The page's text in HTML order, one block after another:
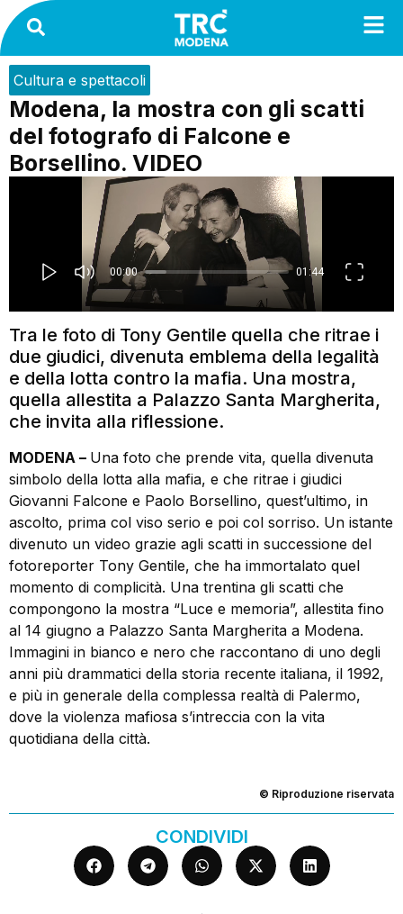
Cultura e spettacoli
Modena, la mostra con gli scatti
del fotografo di Falcone e
Borsellino. VIDEO
Tra le foto di Tony Gentile quella che ritrae i
due giudici, divenuta emblema della legalità
e della lotta contro la mafia. Una mostra,
quella allestita a Palazzo Santa Margherita,
che invita alla riflessione.
MODENA – Una foto che prende vita, quella divenuta
simbolo della lotta alla mafia, e che ritrae i giudici
Giovanni Falcone e Paolo Borsellino, quest’ultimo, in
ascolto, prima col viso serio e poi col sorriso. Un istante
divenuto un video grazie agli scatti in successione del
fotoreporter Tony Gentile, che ha immortalato quel
momento di complicità. Una trentina gli scatti che
compongono la mostra “Luce e memoria”, allestita fino
al 14 giugno a Palazzo Santa Margherita a Modena.
Immagini in bianco e nero che raccontano di uno degli
anni più drammatici della storia recente italiana, il 1992,
e più in generale della complessa realtà di Palermo,
dove la violenza mafiosa s’intreccia con la vita
quotidiana della città.
© Riproduzione riservata
CONDIVIDI